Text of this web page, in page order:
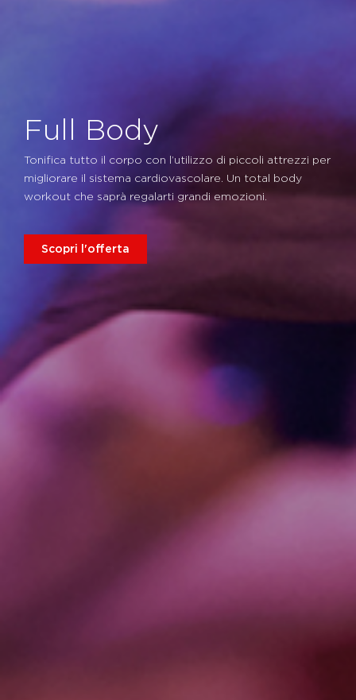
Full Body
Tonifica tutto il corpo con l’utilizzo di piccoli attrezzi per
migliorare il sistema cardiovascolare. Un total body
workout che saprà regalarti grandi emozioni.
Scopri l'offerta